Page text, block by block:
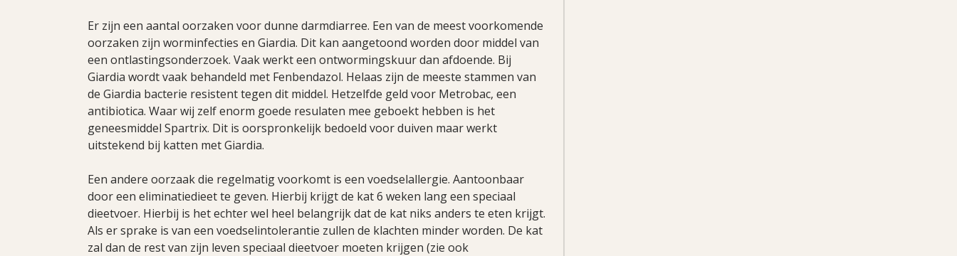
Er zijn een aantal oorzaken voor dunne darmdiarree. Een van de meest voorkomende
oorzaken zijn worminfecties en Giardia. Dit kan aangetoond worden door middel van
een ontlastingsonderzoek. Vaak werkt een ontwormingskuur dan afdoende. Bij
Giardia wordt vaak behandeld met Fenbendazol. Helaas zijn de meeste stammen van
de Giardia bacterie resistent tegen dit middel. Hetzelfde geld voor Metrobac, een
antibiotica. Waar wij zelf enorm goede resulaten mee geboekt hebben is het
geneesmiddel Spartrix. Dit is oorspronkelijk bedoeld voor duiven maar werkt
uitstekend bij katten met Giardia.
Een andere oorzaak die regelmatig voorkomt is een voedselallergie. Aantoonbaar
door een eliminatiedieet te geven. Hierbij krijgt de kat 6 weken lang een speciaal
dieetvoer. Hierbij is het echter wel heel belangrijk dat de kat niks anders te eten krijgt.
Als er sprake is van een voedselintolerantie zullen de klachten minder worden. De kat
zal dan de rest van zijn leven speciaal dieetvoer moeten krijgen (zie ook